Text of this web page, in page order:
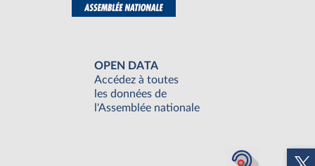
OPEN DATA
Accédez à toutes
les données de
l'Assemblée nationale